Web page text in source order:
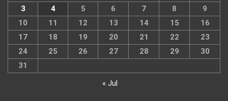
3
4 5 6 7 8
9
10
11 12 13 14 15
16
17
18 19 20 21 22
23
24
25 26 27 28 29
30
31
« Jul